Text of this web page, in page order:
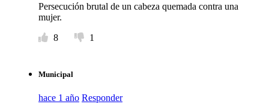
Persecución brutal de un cabeza quemada contra una
mujer.
8
1
Municipal
hace 1 año Responder